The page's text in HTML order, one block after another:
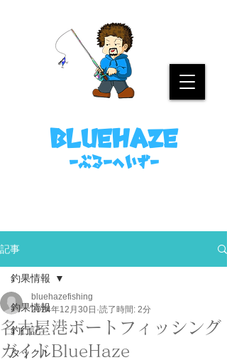
bluehaze
​－ぶるーへいずー
記事
釣果情報
釣行記
タックル
釣果情報
名古屋港ボートフィッシング
ガイドBlueHaze
bluehazefishing
2024年12月30日 読了時間: 2分